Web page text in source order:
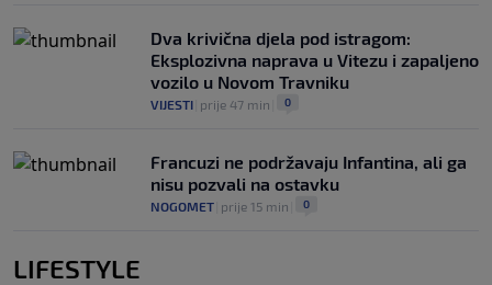
Dva krivična djela pod istragom:
Eksplozivna naprava u Vitezu i zapaljeno
vozilo u Novom Travniku
VIJESTI prije 47 min 0
Francuzi ne podržavaju Infantina, ali ga
nisu pozvali na ostavku
NOGOMET prije 15 min 0
LIFESTYLE